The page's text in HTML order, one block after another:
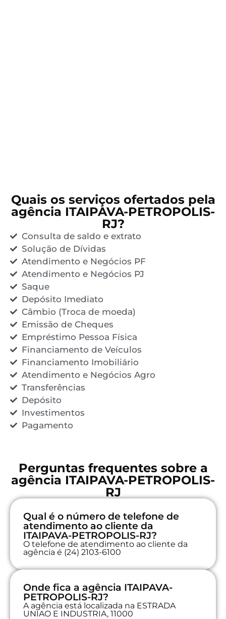
Quais os serviços ofertados pela
agência ITAIPAVA-PETROPOLIS-
RJ?
Consulta de saldo e extrato
Solução de Dívidas
Atendimento e Negócios PF
Atendimento e Negócios PJ
Saque
Depósito Imediato
Câmbio (Troca de moeda)
Emissão de Cheques
Empréstimo Pessoa Física
Financiamento de Veículos
Financiamento Imobiliário
Atendimento e Negócios Agro
Transferências
Depósito
Investimentos
Pagamento
Perguntas frequentes sobre a
agência ITAIPAVA-PETROPOLIS-
RJ
Qual é o número de telefone de
atendimento ao cliente da
ITAIPAVA-PETROPOLIS-RJ?
O telefone de atendimento ao cliente da
agência é (24) 2103-6100
Onde fica a agência ITAIPAVA-
PETROPOLIS-RJ?
A agência está localizada na ESTRADA
UNIAO E INDUSTRIA, 11000